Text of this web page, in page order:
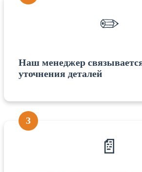
✏️
Наш менеджер
уточнения деталей
3
📄